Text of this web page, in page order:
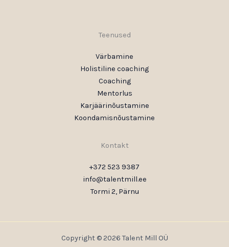
Teenused
Värbamine
Holistiline coaching
Coaching
Mentorlus
Karjäärinõustamine
Koondamisnõustamine
Kontakt
+372 523 9387
info@talentmill.ee
Tormi 2, Pärnu
Copyright © 2026 Talent Mill OÜ